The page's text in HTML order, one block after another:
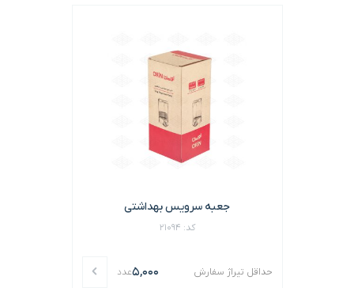
جعبه سرویس بهداشتی
کد: 21094
حداقل تیراژ سفارش 5,000عدد